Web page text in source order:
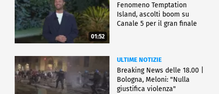
01:52
Fenomeno Temptation
Island, ascolti boom su
Canale 5 per il gran finale
ULTIME NOTIZIE
Breaking News delle 18.00 |
Bologna, Meloni: "Nulla
giustifica violenza"